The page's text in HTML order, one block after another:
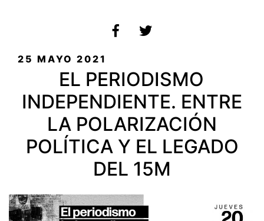
PUBLICADO
25 MAYO 2021
EL PERIODISMO
INDEPENDIENTE. ENTRE
LA POLARIZACIÓN
POLÍTICA Y EL LEGADO
DEL 15M